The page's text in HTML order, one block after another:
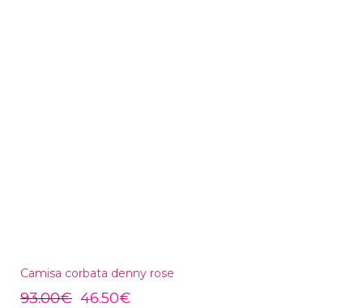
Camisa corbata denny rose
93.00€ 46.50€